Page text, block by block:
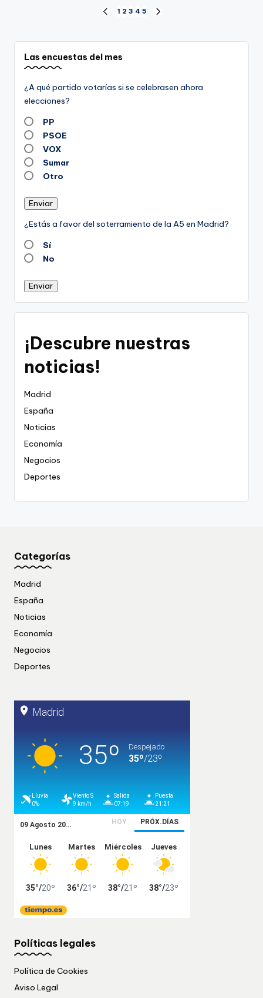
Navegación
de
entradas
PÁGINA
1 2 3 4 5
Las encuestas del mes
¿A qué partido votarías si se celebrasen ahora
elecciones?
PP
PSOE
VOX
Sumar
Otro
Enviar
¿Estás a favor del soterramiento de la A5 en Madrid?
Sí
No
Enviar
¡Descubre nuestras
noticias!
Madrid
España
Noticias
Economía
Negocios
Deportes
Categorías
Madrid
España
Noticias
Economía
Negocios
Deportes
Políticas legales
Política de Cookies
Aviso Legal